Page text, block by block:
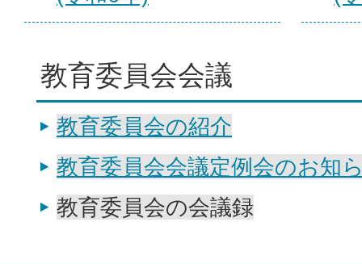
教育委員会会議
教育委員会の紹介
教育委員会会議定例会のお知
教育委員会の会議録